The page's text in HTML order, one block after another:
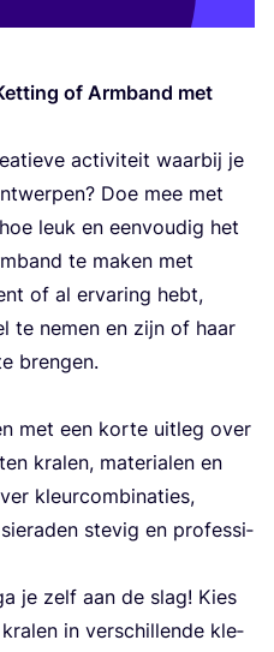
of Arm­band met
acti­vi­te­it waar­bij je
Doe mee met
leuk en eenvo­udig het
te maken met
of al erva­ring hebt,
te nemen en zijn of haar
brengen.
met een kor­te uitleg over
kra­len, mate­ri­alen en
kle­ur­com­bi­na­ti­es,
ste­vig en pro­fe­ssi­
je zelf aan de slag! Kies
in ver­s­c­hil­len­de kle­